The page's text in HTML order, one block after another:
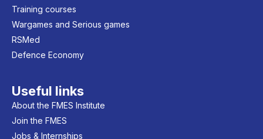
Training courses
Wargames and Serious games
RSMed
Defence Economy
Useful links
About the FMES Institute
Join the FMES
Jobs & Internships